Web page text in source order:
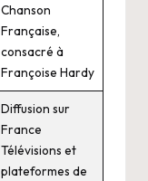
Chanson
Française,
consacré à
Françoise Hardy
Diffusion sur
France
Télévisions et
plateformes de